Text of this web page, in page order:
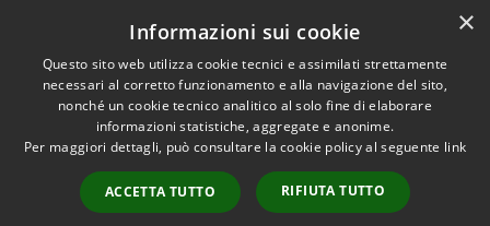
Privacy
Cookie
Dati fiscali e fatturazione
elettronica
Dichiarazione di
Comune convenzionato
Progetto|Convenzione
Adesioni
•Accesso redazione
×
Informazioni sui cookie
Questo sito web utilizza cookie tecnici e assimilati strettamente
necessari al corretto funzionamento e alla navigazione del sito,
nonché un cookie tecnico analitico al solo fine di elaborare
informazioni statistiche, aggregate e anonime.
Per maggiori dettagli, può consultare la cookie policy al seguente link
ACCETTA TUTTO RIFIUTA TUTTO